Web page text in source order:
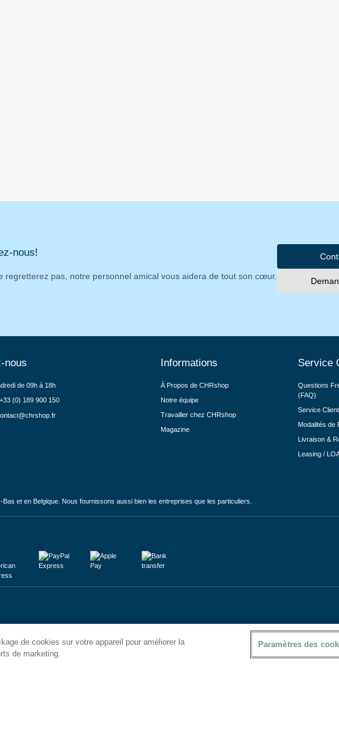
nous!
regretterez pas, notre personnel amical vous aidera de tout son cœur.
nous
de 09h à 18h
+33 (0) 189 900 150
Informations
À Propos de CHRshop
Notre équipe
Travailler chez CHRshop
Magazine
Service
Questions
(FAQ)
Service Client
Modalités de
Livraison &
Leasing /
et en Belgique. Nous fournissons aussi bien les entreprises que les particuliers.
de cookies sur votre appareil pour améliorer la
de marketing.
Paramètres des